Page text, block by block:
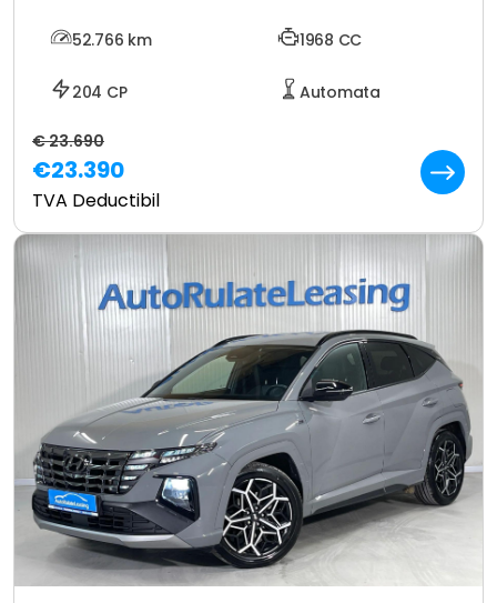
52.766 km 1968 CC
204 CP Automata
€ 23.690
€23.390
TVA Deductibil